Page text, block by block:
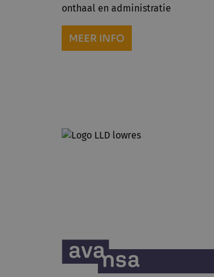
onthaal en administratie
MEER INFO